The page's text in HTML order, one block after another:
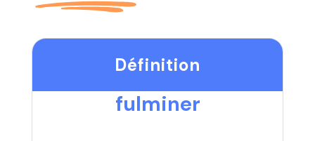
Définition
fulminer